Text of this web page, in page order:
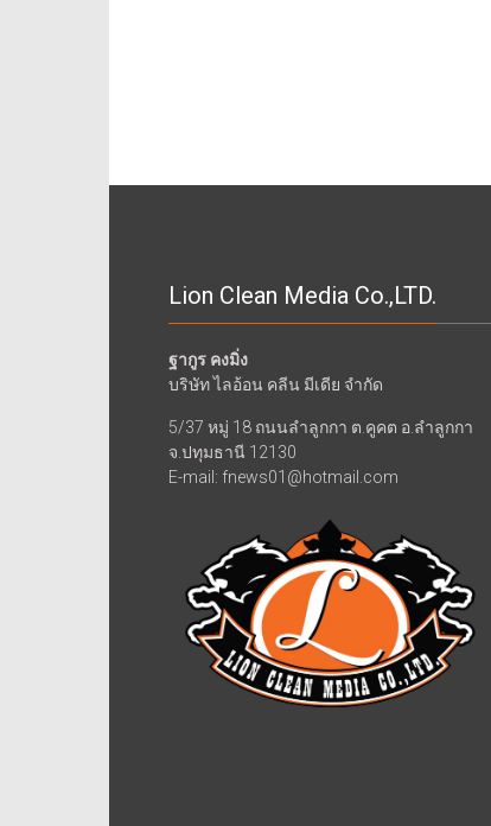
Lion Clean Media Co.,LTD.
ฐากูร คงมิ่ง
บริษัท ไลอ้อน คลีน มีเดีย จำกัด
5/37 หมู่ 18 ถนนลำลูกกา ต.คูคต อ.ลำลูกกา
จ.ปทุมธานี 12130
E-mail: fnews01@hotmail.com